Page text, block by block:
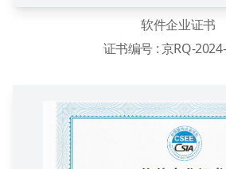
软件企业证书
证书编号 : 京RQ-